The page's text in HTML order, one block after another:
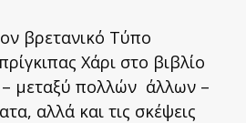
βρετανικό Τύπο
Χάρι στο βιβλίο
– μεταξύ πολλών άλλων –
αλλά και τις σκέψεις